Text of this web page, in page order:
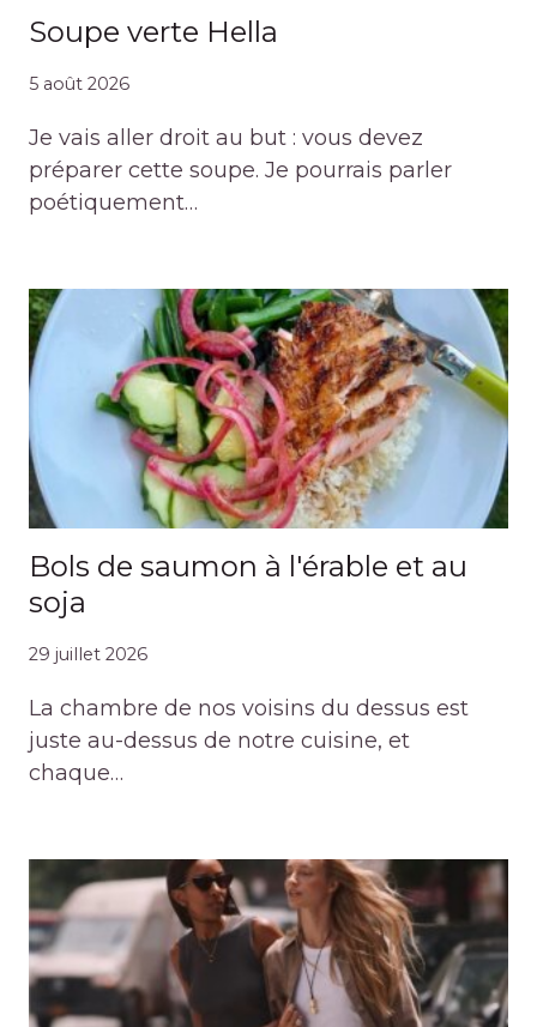
Soupe verte Hella
5 août 2026
Je vais aller droit au but : vous devez
préparer cette soupe. Je pourrais parler
poétiquement…
Bols de saumon à l'érable et au
soja
29 juillet 2026
La chambre de nos voisins du dessus est
juste au-dessus de notre cuisine, et
chaque…